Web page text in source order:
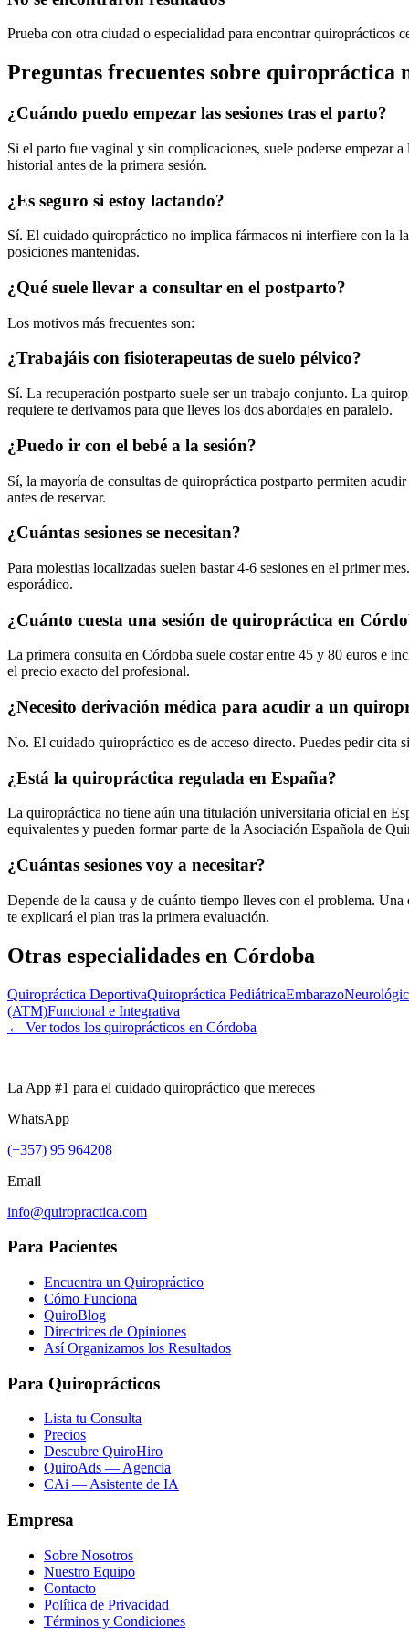
Prueba con otra ciudad o especialidad para encontrar quiroprácticos
Preguntas frecuentes sobre quiropráctica
¿Cuándo puedo empezar las sesiones tras el parto?
Si el parto fue vaginal y sin complicaciones, suele poderse empezar
historial antes de la primera sesión.
¿Es seguro si estoy lactando?
Sí. El cuidado quiropráctico no implica fármacos ni interfiere con la
posiciones mantenidas.
¿Qué suele llevar a consultar en el postparto?
Los motivos más frecuentes son:
¿Trabajáis con fisioterapeutas de suelo pélvico?
Sí. La recuperación postparto suele ser un trabajo conjunto. La
requiere te derivamos para que lleves los dos abordajes en paralelo.
¿Puedo ir con el bebé a la sesión?
Sí, la mayoría de consultas de quiropráctica postparto permiten
antes de reservar.
¿Cuántas sesiones se necesitan?
Para molestias localizadas suelen bastar 4-6 sesiones en el primer
esporádico.
¿Cuánto cuesta una sesión de quiropráctica en
La primera consulta en Córdoba suele costar entre 45 y 80 euros e
el precio exacto del profesional.
¿Necesito derivación médica para acudir a un
No. El cuidado quiropráctico es de acceso directo. Puedes pedir cita
¿Está la quiropráctica regulada en España?
La quiropráctica no tiene aún una titulación universitaria oficial en
equivalentes y pueden formar parte de la Asociación Española de
¿Cuántas sesiones voy a necesitar?
Depende de la causa y de cuánto tiempo lleves con el problema.
te explicará el plan tras la primera evaluación.
Otras especialidades en Córdoba
Quiropráctica DeportivaQuiropráctica PediátricaEmbarazo
(ATM)Funcional e Integrativa
← Ver todos los quiroprácticos en Córdoba
La App #1 para el cuidado quiropráctico que mereces
WhatsApp
(+357) 95 964208
Email
info@quiropractica.com
Para Pacientes
Encuentra un Quiropráctico
Cómo Funciona
QuiroBlog
Directrices de Opiniones
Así Organizamos los Resultados
Para Quiroprácticos
Lista tu Consulta
Precios
Descubre QuiroHiro
QuiroAds — Agencia
CAi — Asistente de IA
Empresa
Sobre Nosotros
Nuestro Equipo
Contacto
Política de Privacidad
Términos y Condiciones